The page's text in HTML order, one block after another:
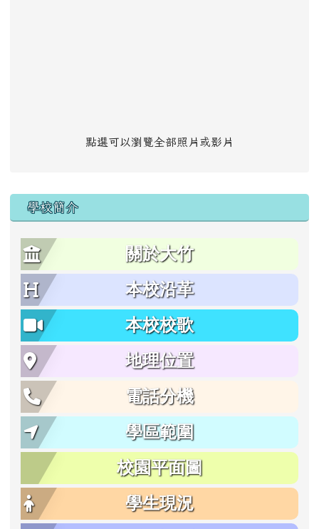
點選可以瀏覽全部照片或影片
學校簡介
關於大竹
本校沿革
本校校歌
地理位置
電話分機
學區範圍
校園平面圖
學生現況